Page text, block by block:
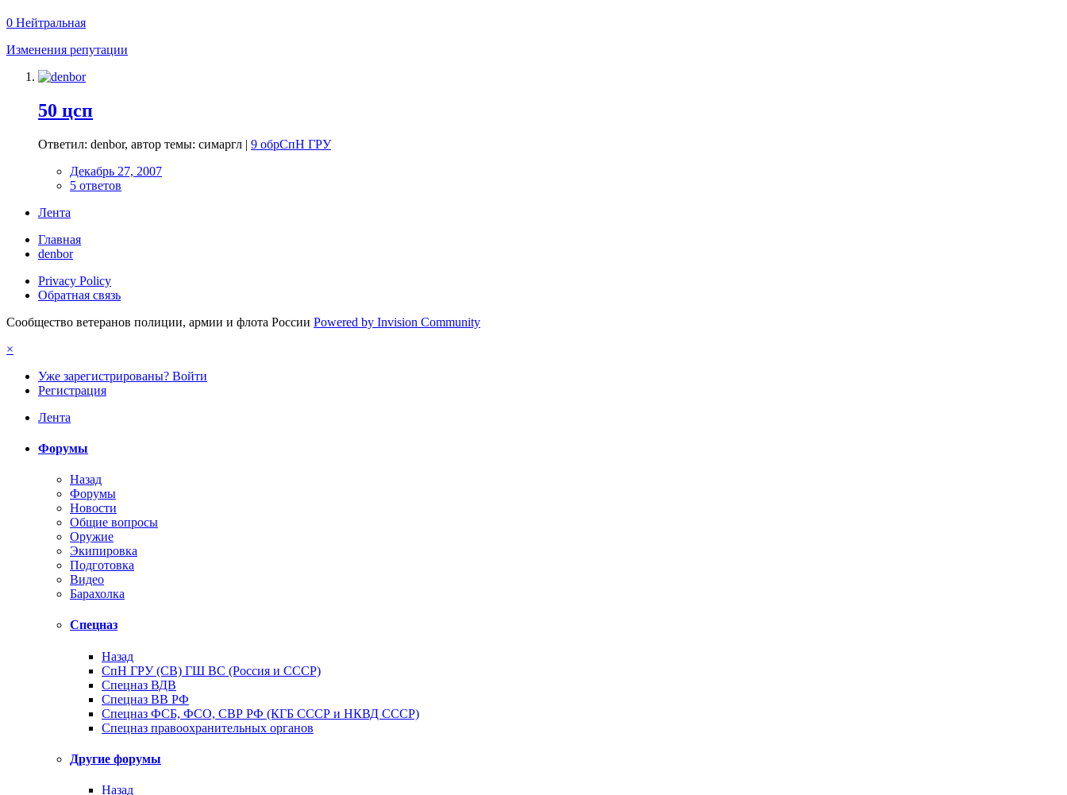
0 Нейтральная
Изменения репутации
50 цсп
Ответил: denbor, автор темы: симаргл | 9 обрСпН ГРУ
Декабрь 27, 2007
5 ответов
Лента
Главная
denbor
Privacy Policy
Обратная связь
Сообщество ветеранов полиции, армии и флота России Powered by Invision Community
×
Уже зарегистрированы? Войти
Регистрация
Лента
Форумы
Назад
Форумы
Новости
Общие вопросы
Оружие
Экипировка
Подготовка
Видео
Барахолка
Спецназ
Назад
СпН ГРУ (СВ) ГШ ВС (Россия и СССР)
Спецназ ВДВ
Спецназ ВВ РФ
Спецназ ФСБ, ФСО, СВР РФ (КГБ СССР и НКВД СССР)
Спецназ правоохранительных органов
Другие форумы
Назад